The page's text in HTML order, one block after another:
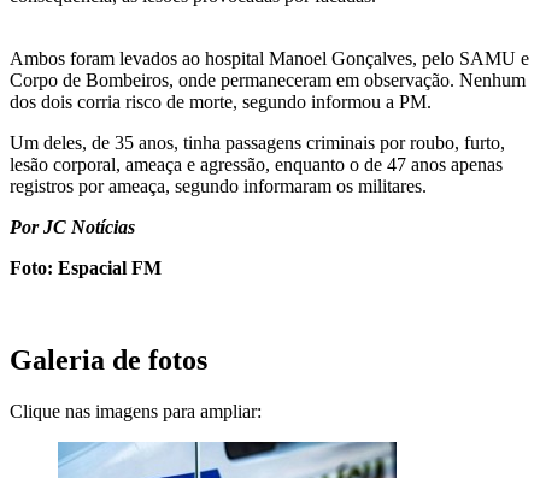
Ambos foram levados ao hospital Manoel Gonçalves, pelo SAMU e
Corpo de Bombeiros, onde permaneceram em observação. Nenhum
dos dois corria risco de morte, segundo informou a PM.
Um deles, de 35 anos, tinha passagens criminais por roubo, furto,
lesão corporal, ameaça e agressão, enquanto o de 47 anos apenas
registros por ameaça, segundo informaram os militares.
Por JC Notícias
Foto: Espacial FM
Galeria de fotos
Clique nas imagens para ampliar: